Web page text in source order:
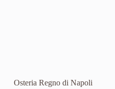
Osteria Regno di Napoli